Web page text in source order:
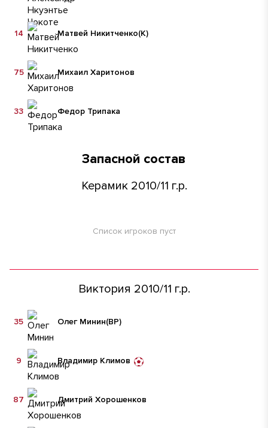
Матвей Никитченко(К)
14
Михаил Харитонов
75
Федор Трипака
33
Запасной состав
Керамик 2010/11 г.р.
Список игроков пуст
Виктория 2010/11 г.р.
Олег Минин(ВР)
35
Владимир Климов
9
Дмитрий Хорошенков
87